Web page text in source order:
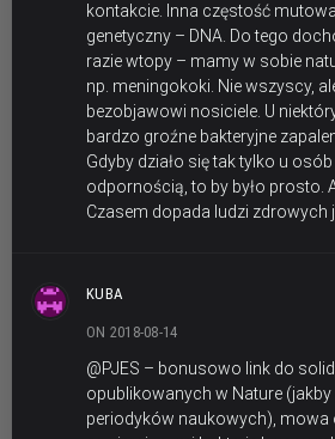
kontakcie. Inna częstość
genetyczny – DNA. Do tego
razie wtopy – mamy w sobie
np. meningokoki. Nie wszyscy,
bezobjawowi nosiciele. U
bardzo groźne bakteryjne
Gdyby działo się tak tylko u
odpornością, to by było prosto.
Czasem dopada ludzi zdrowych
KUBA
ON 2018-08-14
@PJES – bonusowo link do
opublikowanych w Nature
periodyków naukowych), mowa